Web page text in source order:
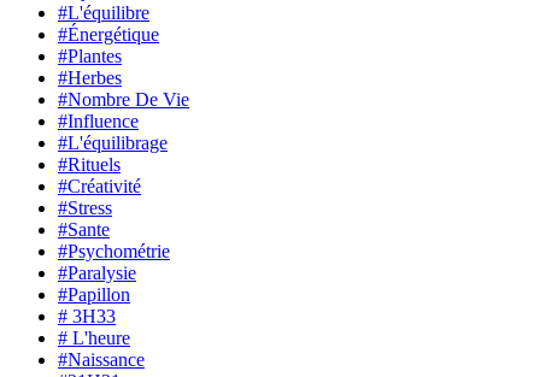
#L'équilibre
#Énergétique
#Plantes
#Herbes
#Nombre De Vie
#Influence
#L'équilibrage
#Rituels
#Créativité
#Stress
#Sante
#Psychométrie
#Paralysie
#Papillon
# 3H33
# L'heure
#Naissance